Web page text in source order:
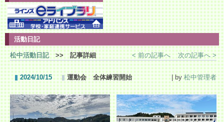
活動日記
松中活動日記>> 記事詳細 < 前の記事へ 次の記事へ >
2024/10/15 運動会 全体練習開始 | by松中管理者